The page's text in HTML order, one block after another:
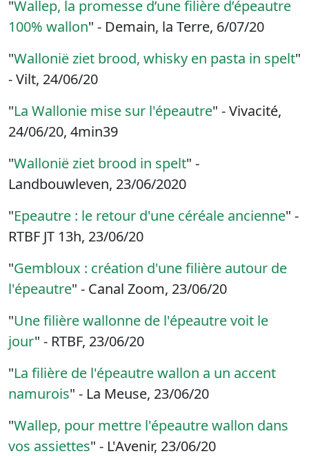
"Wallep, la promesse d’une filière d’épeautre
100% wallon" - Demain, la Terre, 6/07/20
"Wallonië ziet brood, whisky en pasta in spelt"
- Vilt, 24/06/20
"La Wallonie mise sur l'épeautre" - Vivacité,
24/06/20, 4min39
"Wallonië ziet brood in spelt" -
Landbouwleven, 23/06/2020
"Epeautre : le retour d'une céréale ancienne" -
RTBF JT 13h, 23/06/20
"Gembloux : création d'une filière autour de
l'épeautre" - Canal Zoom, 23/06/20
"Une filière wallonne de l'épeautre voit le
jour" - RTBF, 23/06/20
"La filière de l'épeautre wallon a un accent
namurois" - La Meuse, 23/06/20
"Wallep, pour mettre l'épeautre wallon dans
vos assiettes" - L'Avenir, 23/06/20